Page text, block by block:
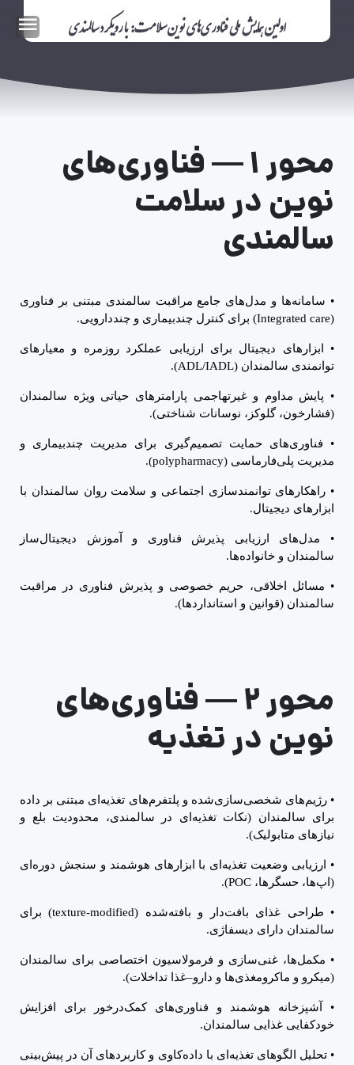
اولین همایش ملی فناوری‌های نوین سلامت: با رویکرد سالمندی
محور ۱ —فناوری‌های
نوین در سلامت
سالمندی
• سامانه‌ها و مدل‌های جامع مراقبت سالمندی مبتنی بر فناوری
(
Integrated care) برای کنترل چندبیماری و چنددارویی.
• ابزارهای دیجیتال برای ارزیابی عملکرد روزمره و معیارهای
توانمندی سالمندان (ADL/IADL
).
• پایش مداوم و غیرتهاجمی پارامترهای حیاتی ویژه سالمندان
(فشارخون، گلوکز، نوسانات شناختی).
• فناوری‌های حمایت تصمیم‌گیری برای مدیریت چندبیماری و
مدیریت پلی‌فارماسی (polypharmacy
).
• راهکارهای توانمندسازی اجتماعی و سلامت روان سالمندان با
ابزارهای دیجیتال.
• مدل‌های ارزیابی پذیرش فناوری و آموزش دیجیتال‌ساز
سالمندان و خانواده‌ها.
• مسائل اخلاقی، حریم خصوصی و پذیرش فناوری در مراقبت
سالمندان (قوانین و استانداردها).
محور ۲ —فناوری‌های
نوین در تغذیه
• رژیم‌های شخصی‌سازی‌شده و پلتفرم‌های تغذیه‌ای مبتنی بر داده
برای سالمندان (نکات تغذیه‌ای در سالمندی، محدودیت بلع و
نیازهای متابولیک).
• ارزیابی وضعیت تغذیه‌ای با ابزارهای هوشمند و سنجش دوره‌ای
(اپ‌ها، حسگرها، POC
).
• طراحی غذای بافت‌دار و بافته‌شده (texture-modified) برای
سالمندان دارای دیسفاژی.
• مکمل‌ها، غنی‌سازی و فرمولاسیون اختصاصی برای سالمندان
(میکرو و ماکرو‌مغذی‌ها و دارو–غذا تداخلات).
• آشپزخانه هوشمند و فناوری‌های کمک‌درخور برای افزایش
خودکفایی غذایی سالمندان.
• تحلیل الگوهای تغذیه‌ای با داده‌کاوی و کاربردهای آن در پیش‌بینی